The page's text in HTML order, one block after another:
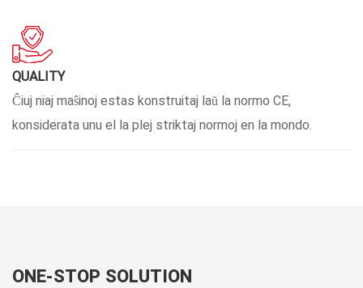
QUALITY
Ĉiuj niaj maŝinoj estas konstruitaj laŭ la normo CE,
konsiderata unu el la plej striktaj normoj en la mondo.
ONE-STOP SOLUTION